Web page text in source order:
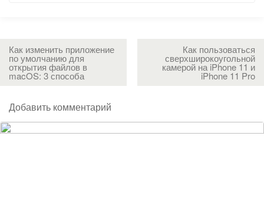
Как пользоваться
сверхширокоугольной
камерой на iPhone 11 и
iPhone 11 Pro
Как изменить приложение
по умолчанию для
открытия файлов в
macOS: 3 способа
Добавить комментарий